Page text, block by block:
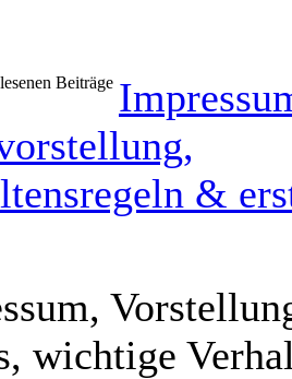
&
wichtige